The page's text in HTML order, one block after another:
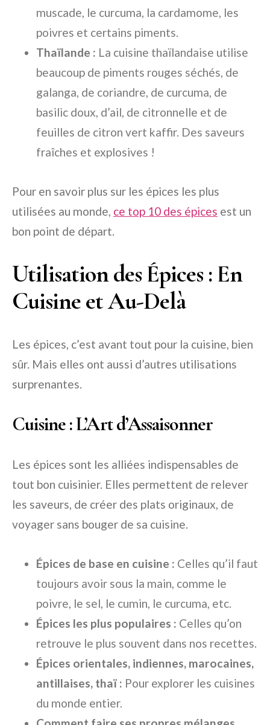
muscade, le curcuma, la cardamome, les
poivres et certains piments.
Thaïlande : La cuisine thaïlandaise utilise
beaucoup de piments rouges séchés, de
galanga, de coriandre, de curcuma, de
basilic doux, d’ail, de citronnelle et de
feuilles de citron vert kaffir. Des saveurs
fraîches et explosives !
Pour en savoir plus sur les épices les plus
utilisées au monde, ce top 10 des épices est un
bon point de départ.
Utilisation des Épices : En
Cuisine et Au-Delà
Les épices, c’est avant tout pour la cuisine, bien
sûr. Mais elles ont aussi d’autres utilisations
surprenantes.
Cuisine : L’Art d’Assaisonner
Les épices sont les alliées indispensables de
tout bon cuisinier. Elles permettent de relever
les saveurs, de créer des plats originaux, de
voyager sans bouger de sa cuisine.
Épices de base en cuisine : Celles qu’il faut
toujours avoir sous la main, comme le
poivre, le sel, le cumin, le curcuma, etc.
Épices les plus populaires : Celles qu’on
retrouve le plus souvent dans nos recettes.
Épices orientales, indiennes, marocaines,
antillaises, thaï : Pour explorer les cuisines
du monde entier.